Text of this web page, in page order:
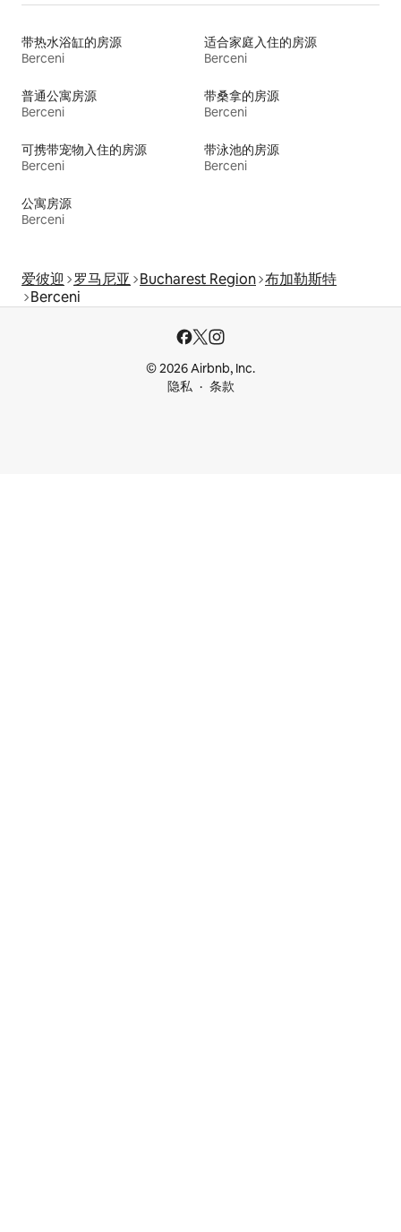
带热水浴缸的房源
Berceni
适合家庭入住的房源
Berceni
普通公寓房源
Berceni
带桑拿的房源
Berceni
可携带宠物入住的房源
Berceni
带泳池的房源
Berceni
公寓房源
Berceni
爱彼迎 罗马尼亚 Bucharest Region 布加勒斯特
Berceni
© 2026 Airbnb, Inc.
隐私
条款